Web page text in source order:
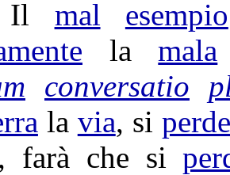
Il mal esempio
lamala
conversatio
la via, si
, farà che si